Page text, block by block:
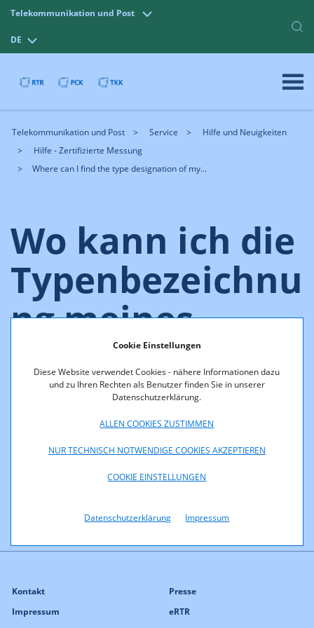
Cookie Einstellungen
Diese Website verwendet Cookies - nähere Informationen dazu
und zu Ihren Rechten als Benutzer finden Sie in unserer
Datenschutzerklärung.
ALLEN COOKIES ZUSTIMMEN
NUR TECHNISCH NOTWENDIGE COOKIES AKZEPTIEREN
COOKIE EINSTELLUNGEN
Datenschutzerklärung Impressum
Telekommunikation und Post
DE
Telekommunikation und Post Service
Hilfe und Neuigkeiten
Hilfe - Zertifizierte Messung
Where can I find the type designation of my...
Wo kann ich die
Typenbezeichnu
ng meines
Modems/Router
s finden?
Die Typenbezeichnung des Modems/Routers findet sich in
Kontakt
Impressum
Presse
eRTR